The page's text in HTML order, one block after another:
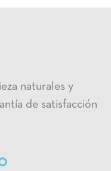
naturales y
de satisfacción